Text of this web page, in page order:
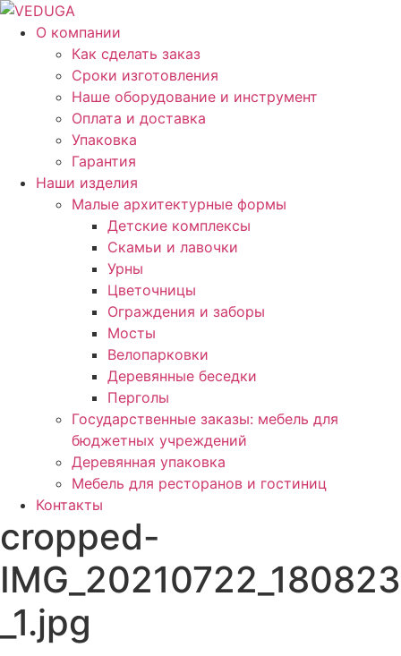
О компании
Как сделать заказ
Сроки изготовления
Наше оборудование и инструмент
Оплата и доставка
Упаковка
Гарантия
Наши изделия
Малые архитектурные формы
Детские комплексы
Скамьи и лавочки
Урны
Цветочницы
Ограждения и заборы
Мосты
Велопарковки
Деревянные беседки
Перголы
Государственные заказы: мебель для
бюджетных учреждений
Деревянная упаковка
Мебель для ресторанов и гостиниц
Контакты
cropped-
IMG_20210722_180823
_1.jpg